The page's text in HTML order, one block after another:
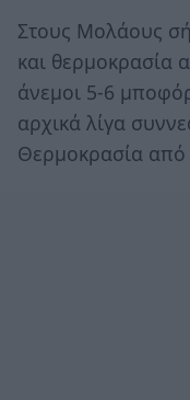
Στους Μολάους
και θερμοκρασία
άνεμοι 5-6
αρχικά λίγα
Θερμοκρασία